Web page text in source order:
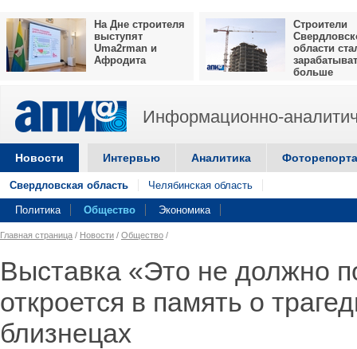
На Дне строителя
выступят
Uma2rman и
Афродита
Строители
области
больше
Информационно-
Новости Интервью Аналитика
Свердловская область Челябинская область
Политика Общество Экономика
Главная страница / Новости / Общество /
Выставка «Это не должно
откроется в память о
близнецах